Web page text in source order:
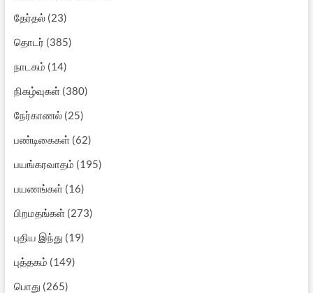
தேர்தல்(23)
தொடர் (385)
நாடகம் (14)
நிகழ்வுகள்(380)
நேர்காணல்(25)
பண்டிகைகள்(62)
பயங்கரவாதம் (195)
பயணங்கள்(16)
பிறமதங்கள்(273)
புதிய இந்து (19)
புத்தகம் (149)
பொது (265)